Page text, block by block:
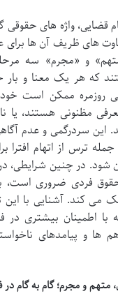
قضایی، واژه های حقوقی
های ظریف آن ها برای
و «مجرم» سه
که هر یک معنا و
روزمره ممکن است
مظنونی هستند،
این سردرگمی و عدم
ترس از اتهام
شود. در چنین شرایطی،
فردی ضروری
کند. آشنایی با این
اطمینان بیشتری در
ها و پیامدهای
متهم و مجرم؛ گام به گام